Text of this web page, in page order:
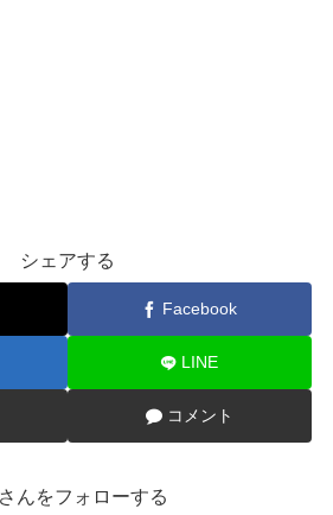
シェアする
Facebook
LINE
コメント
んをフォローする